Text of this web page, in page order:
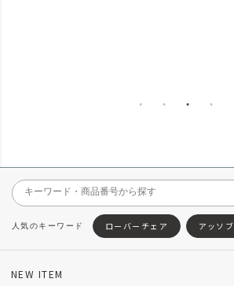
ローバーチェア アッソブ
NEW ITEM